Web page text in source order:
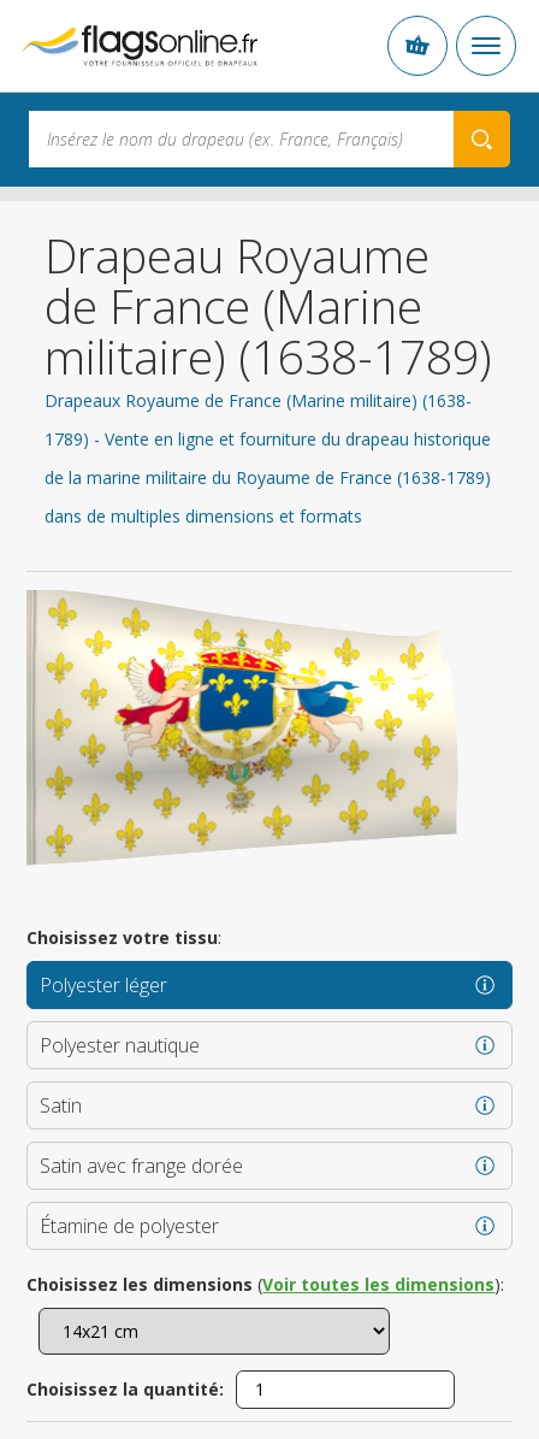
Drapeau Royaume
de France (Marine
militaire) (1638-1789)
Drapeaux Royaume de France (Marine militaire) (1638-
1789) - Vente en ligne et fourniture du drapeau historique
de la marine militaire du Royaume de France (1638-1789)
dans de multiples dimensions et formats
Choisissez votre tissu:
Polyester léger
Polyester nautique
Satin
Satin avec frange dorée
Étamine de polyester
Choisissez les dimensions (Voir toutes les dimensions):
Choisissez la quantité: